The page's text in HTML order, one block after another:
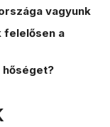
vagyunk
felelősen a
hőséget?